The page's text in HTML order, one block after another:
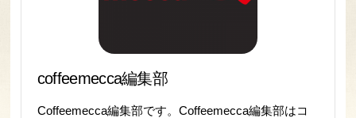
coffeemecca編集部
Coffeemecca編集部です。Coffeemecca編集部はコ